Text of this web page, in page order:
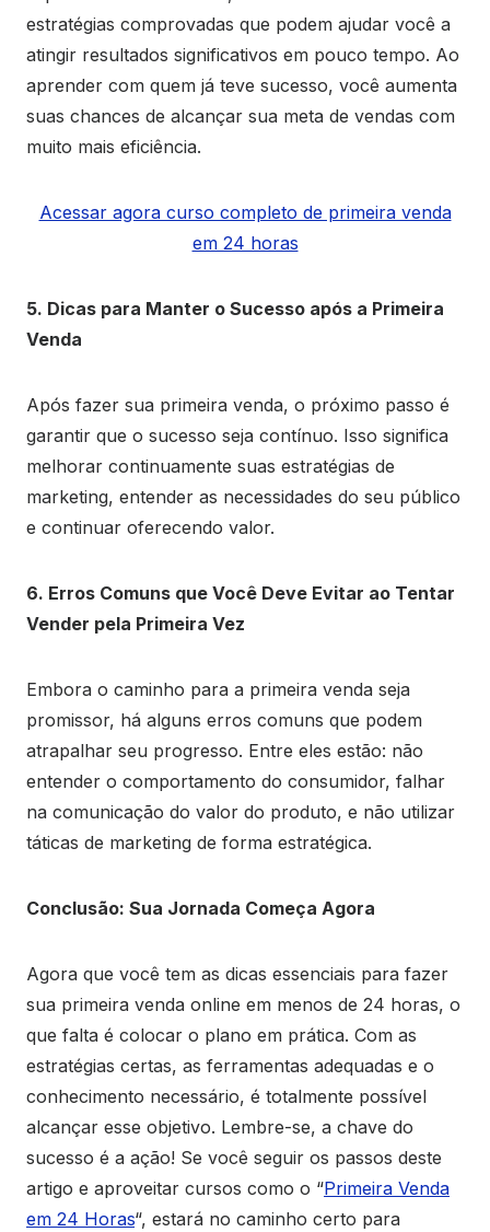
estratégias comprovadas que podem ajudar você a
atingir resultados significativos em pouco tempo. Ao
aprender com quem já teve sucesso, você aumenta
suas chances de alcançar sua meta de vendas com
muito mais eficiência.
Acessar agora curso completo de primeira venda
em 24 horas
5. Dicas para Manter o Sucesso após a Primeira
Venda
Após fazer sua primeira venda, o próximo passo é
garantir que o sucesso seja contínuo. Isso significa
melhorar continuamente suas estratégias de
marketing, entender as necessidades do seu público
e continuar oferecendo valor.
6. Erros Comuns que Você Deve Evitar ao Tentar
Vender pela Primeira Vez
Embora o caminho para a primeira venda seja
promissor, há alguns erros comuns que podem
atrapalhar seu progresso. Entre eles estão: não
entender o comportamento do consumidor, falhar
na comunicação do valor do produto, e não utilizar
táticas de marketing de forma estratégica.
Conclusão: Sua Jornada Começa Agora
Agora que você tem as dicas essenciais para fazer
sua primeira venda online em menos de 24 horas, o
que falta é colocar o plano em prática. Com as
estratégias certas, as ferramentas adequadas e o
conhecimento necessário, é totalmente possível
alcançar esse objetivo. Lembre-se, a chave do
sucesso é a ação! Se você seguir os passos deste
artigo e aproveitar cursos como o “Primeira Venda
em 24 Horas“, estará no caminho certo para